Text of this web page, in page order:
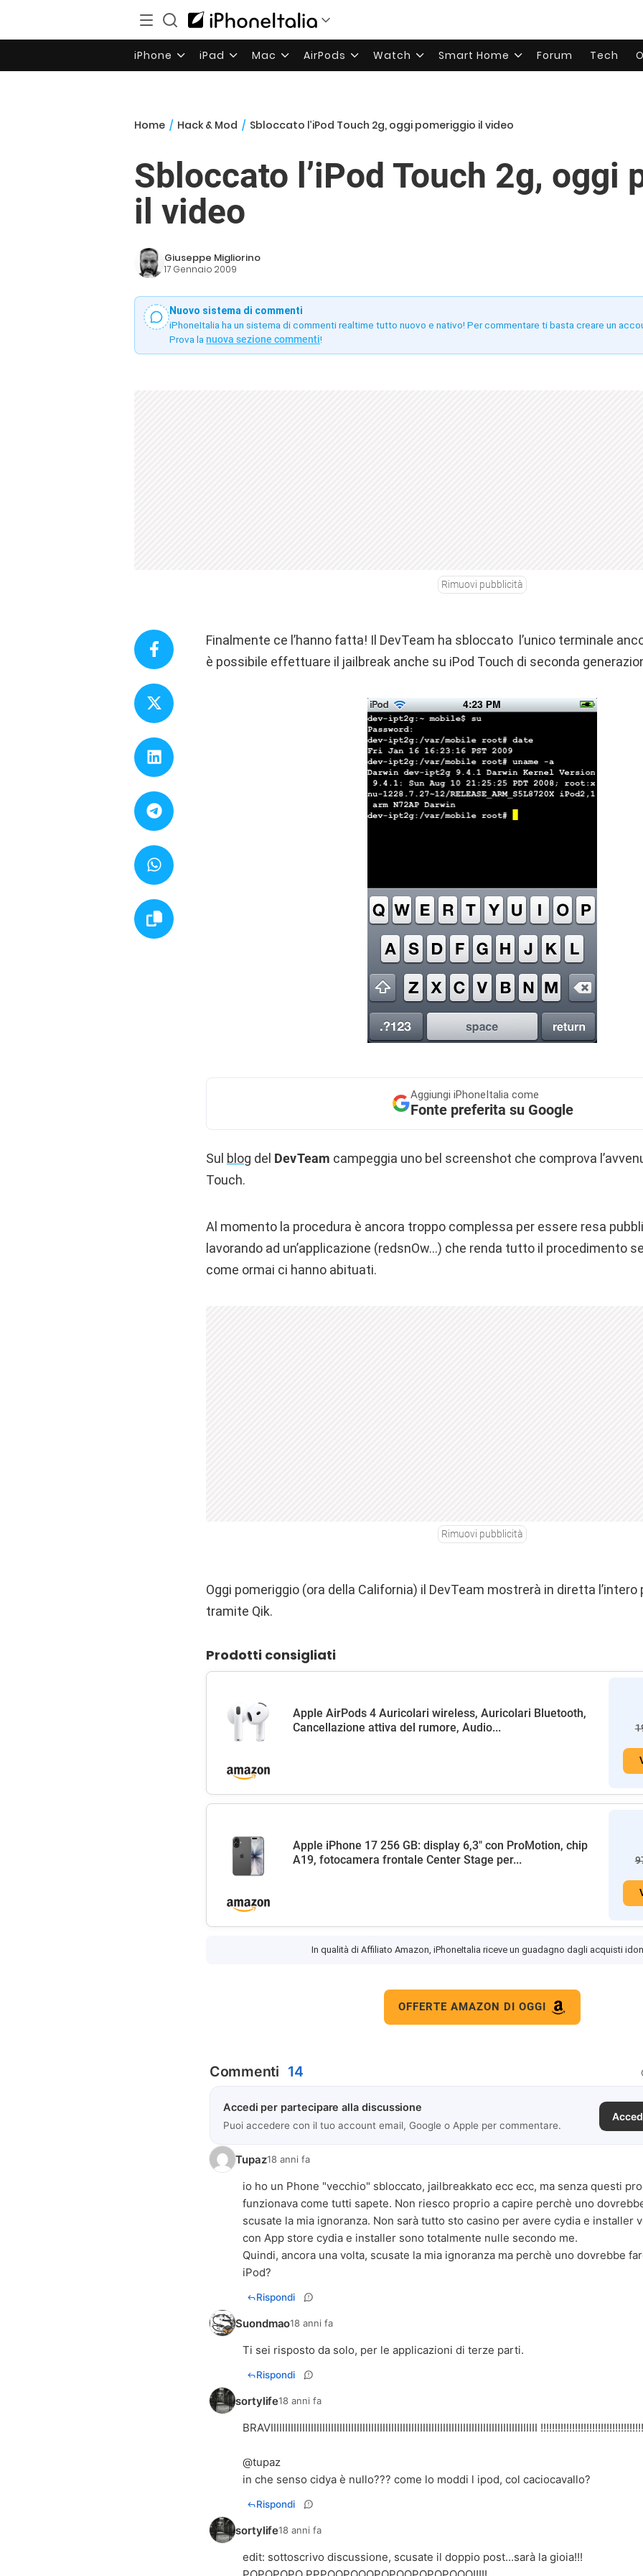
iPhone iPad Mac AirPods Watch Smart Home Forum Tech
Home / Hack & Mod / Sbloccato l’iPod Touch 2g, oggi pomeriggio il video
Sbloccato l’iPod Touch 2g, oggi
il video
Giuseppe Migliorino
17 Gennaio 2009
Nuovo sistema di commenti
iPhoneItalia ha un sistema di commenti realtime tutto nuovo e nativo! Per commentare ti basta creare un
Prova la nuova sezione commenti!
Rimuovi pubblicità
Finalmente ce l’hanno fatta! Il DevTeam ha sbloccato l’unico terminale
è possibile effettuare il jailbreak anche su iPod Touch di seconda
Aggiungi iPhoneItalia come
Fonte preferita su Google
Sul blog del DevTeam campeggia uno bel screenshot che comprova
Touch.
Al momento la procedura è ancora troppo complessa per essere resa
lavorando ad un’applicazione (redsnOw…) che renda tutto il procedimento
come ormai ci hanno abituati.
Rimuovi pubblicità
Oggi pomeriggio (ora della California) il DevTeam mostrerà in diretta
tramite Qik.
Prodotti consigliati
Apple AirPods 4 Auricolari wireless, Auricolari Bluetooth,
Cancellazione attiva del rumore, Audio...
Apple iPhone 17 256 GB: display 6,3" con ProMotion, chip
A19, fotocamera frontale Center Stage per...
In qualità di Affiliato Amazon, iPhoneItalia riceve un guadagno dagli acquisti
OFFERTE AMAZON DI OGGI
Commenti 14
Accedi per partecipare alla discussione
Puoi accedere con il tuo account email, Google o Apple per commentare.
Tupaz18 anni fa
io ho un Phone "vecchio" sbloccato, jailbreakkato ecc ecc, ma senza questi
funzionava come tutti sapete. Non riesco proprio a capire perchè uno
scusate la mia ignoranza. Non sarà tutto sto casino per avere cydia e installer
con App store cydia e installer sono totalmente nulle secondo me.
Quindi, ancora una volta, scusate la mia ignoranza ma perchè uno dovrebbe
iPod?
Rispondi
Suondmao18 anni fa
Ti sei risposto da solo, per le applicazioni di terze parti.
Rispondi
sortylife18 anni fa
BRAVIIIIIIIIIIIIIIIIIIIIIIIIIIIIIIIIIIIIIIIIIIIIIIIIIIIIIIIIIIIIIIIIIIIIIIIIIIIIIIIIIIIIIIIIIIIII
@tupaz
in che senso cidya è nullo??? come lo moddi l ipod, col caciocavallo?
Rispondi
sortylife18 anni fa
edit: sottoscrivo discussione, scusate il doppio post...sarà la gioia!!!